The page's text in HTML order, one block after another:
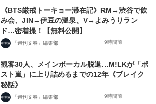
《BTS厳戒トーキョー滞在記》RM→渋谷で飲
み会、JIN→伊豆の温泉、V→よみうりラン
ド…密着撮！【無料公開】
「週刊文春」編集部 9時間前
観客30人、メインボーカル脱退…M!LKが「ポ
スト嵐」に上り詰めるまでの12年《ブレイク
秘話》
「週刊文春」編集部 9時間前